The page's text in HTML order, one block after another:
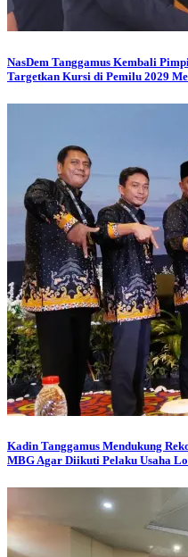
NasDem Tanggamus Kembali
Targetkan Kursi di Pemilu 2029
Kadin Tanggamus Mendukung
MBG Agar Diikuti Pelaku Usaha